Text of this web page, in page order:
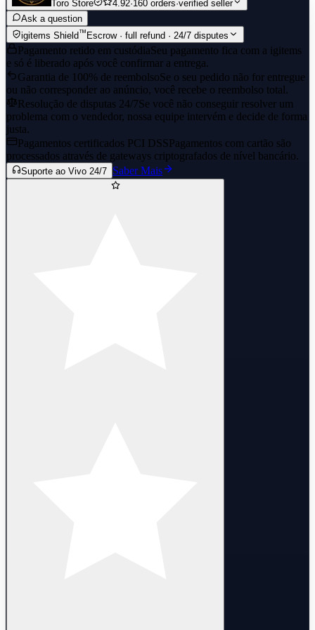
Toro Store 4.92·160 orders·verified seller
Ask a question
igitems Shield™ Escrow · full refund · 24/7 disputes
Pagamento retido em custódiaSeu pagamento fica com a igitems
e só é liberado após você confirmar a entrega.
Garantia de 100% de reembolsoSe o seu pedido não for entregue
ou não corresponder ao anúncio, você recebe o reembolso total.
Resolução de disputas 24/7Se você não conseguir resolver um
problema com o vendedor, nossa equipe intervém e decide de forma
justa.
Pagamentos certificados PCI DSS Pagamentos com cartão são
processados através de gateways criptografados de nível bancário.
Suporte ao Vivo 24/7 Saber Mais